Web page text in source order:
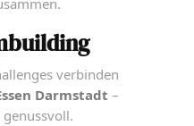
verbinden
Darmstadt –